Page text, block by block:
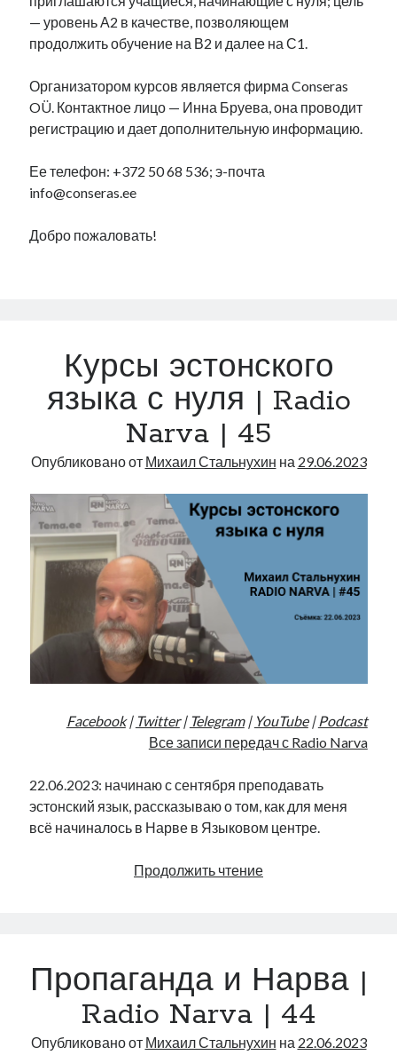
— уровень А2 в качестве, позволяющем
продолжить обучение на В2 и далее на С1.
Организатором курсов является фирма Conseras
OÜ. Контактное лицо — Инна Бруева, она проводит
регистрацию и дает дополнительную информацию.
Ее телефон: +372 50 68 536; э-почта
info@conseras.ee
Добро пожаловать!
Курсы эстонского
языка с нуля | Radio
Narva | 45
Опубликовано от Михаил Стальнухин на 29.06.2023
Facebook| Twitter| Telegram| YouTube| Podcast
Все записи передач с Radio Narva
22.06.2023: начинаю с сентября преподавать
эстонский язык, рассказываю о том, как для меня
всё начиналось в Нарве в Языковом центре.
Продолжить чтениеКурсы
|
Radio
Narva
|
Пропаганда и Нарва |
Radio Narva | 44
Опубликовано от Михаил Стальнухин на 22.06.2023